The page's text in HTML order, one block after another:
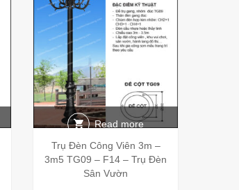
Read more
Trụ Đèn Công Viên 3m –
3m5 TG09 – F14 – Trụ Đèn
Sân Vườn